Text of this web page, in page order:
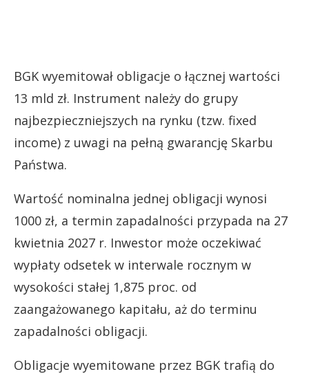
BGK wyemitował obligacje o łącznej wartości
13 mld zł. Instrument należy do grupy
najbezpieczniejszych na rynku (tzw. fixed
income) z uwagi na pełną gwarancję Skarbu
Państwa.
Wartość nominalna jednej obligacji wynosi
1000 zł, a termin zapadalności przypada na 27
kwietnia 2027 r. Inwestor może oczekiwać
wypłaty odsetek w interwale rocznym w
wysokości stałej 1,875 proc. od
zaangażowanego kapitału, aż do terminu
zapadalności obligacji.
Obligacje wyemitowane przez BGK trafią do